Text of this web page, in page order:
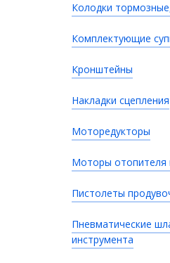
Колодки
Комплектующие
Кронштейны
Накладки сцепления
Моторедукторы
Моторы отопителя
Пистолеты
Пневматические
инструмента